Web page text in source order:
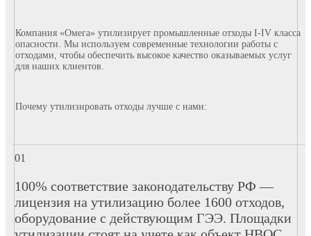
Компания «Омега» утилизирует промышленные отходы I-IV класса
опасности. Мы используем современные технологии работы с
отходами, чтобы обеспечить высокое качество оказываемых услуг
для наших клиентов.
Почему утилизировать отходы лучше с нами:
100% соответствие законодательству РФ —
лицензия на утилизацию более 1600 отходов,
оборудование с действующим ГЭЭ. Площадки